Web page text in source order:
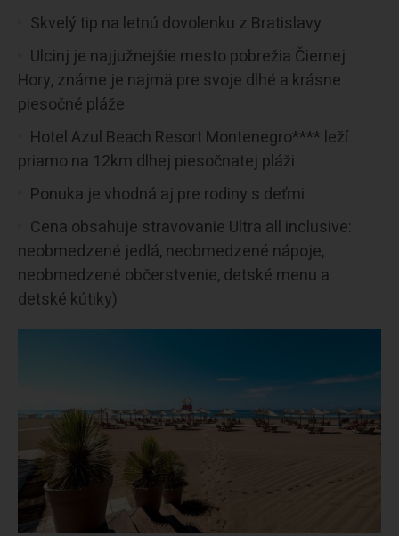
Skvelý tip na letnú dovolenku z Bratislavy
Ulcinj je najjužnejšie mesto pobrežia Čiernej
Hory, známe je najmä pre svoje dlhé a krásne
piesočné pláže
Hotel Azul Beach Resort Montenegro**** leží
priamo na 12km dlhej piesočnatej pláži
Ponuka je vhodná aj pre rodiny s deťmi
Cena obsahuje stravovanie Ultra all inclusive:
neobmedzené jedlá, neobmedzené nápoje,
neobmedzené občerstvenie, detské menu a
detské kútiky)